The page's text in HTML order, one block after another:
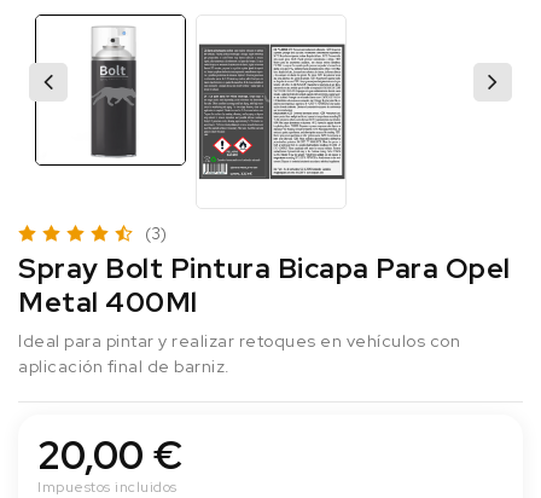
(3)
Spray Bolt Pintura Bicapa Para Opel
Metal 400Ml
Ideal para pintar y realizar retoques en vehículos con
aplicación final de barniz.
20,00 €
Impuestos incluidos